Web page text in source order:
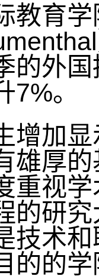
育学
的外
。
加显
雄厚
重视
的研
技术
的的